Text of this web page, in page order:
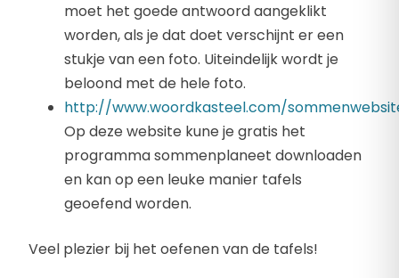
moet het goede antwoord aangeklikt
worden, als je dat doet verschijnt er een
stukje van een foto. Uiteindelijk wordt je
beloond met de hele foto.
http://www.woordkasteel.com/
Op deze website kune je gratis het
programma sommenplaneet downloaden
en kan op een leuke manier tafels
geoefend worden.
Veel plezier bij het oefenen van de tafels!